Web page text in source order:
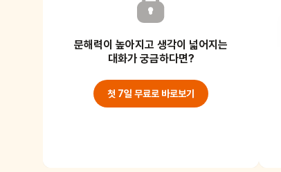
않고 평화롭게 살고 싶어서 친해지고
싶어 했을 것 같아
문해력이 높아지고 생각이 넓어지는
대화가 궁금하다면?
첫 7일 무료로 바로보기